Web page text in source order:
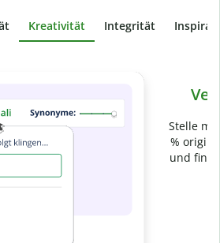
Kreativität Integrität
sicher, dass dein Text zu 100
deine Arbeit in Sekundenschnelle
in über 100 Sprachen.